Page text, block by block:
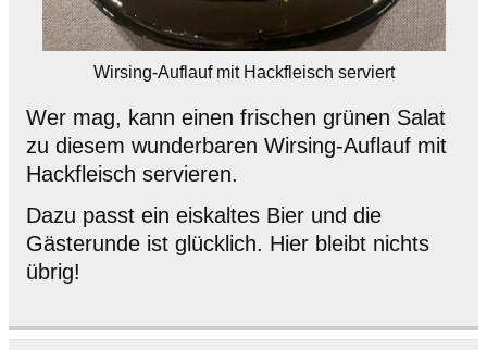
Wirsing-Auflauf mit Hackfleisch serviert
Wer mag, kann einen frischen grünen Salat
zu diesem wunderbaren Wirsing-Auflauf mit
Hackfleisch servieren.
Dazu passt ein eiskaltes Bier und die
Gästerunde ist glücklich. Hier bleibt nichts
übrig!